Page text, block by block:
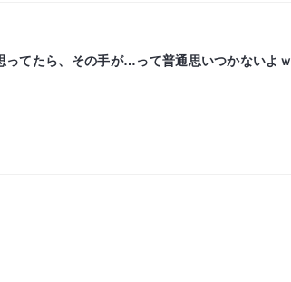
てたら、その手が…って普通思いつかないよｗ